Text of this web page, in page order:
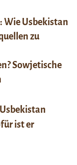
Wie Usbekistan
zu
Sowjetische
ist er